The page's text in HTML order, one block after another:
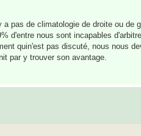
a pas de climatologie de droite ou de
d'entre nous sont incapables
quin'est pas discuté, nous nous
par y trouver son avantage.